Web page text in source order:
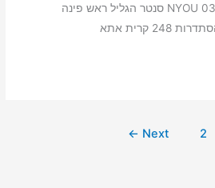
NYOU ירכא ירכא 036541115 NYOU סנטר הגליל ראש פינה
2
Next
←